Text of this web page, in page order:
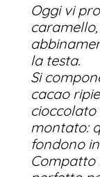
Oggi vi
la testa.
Si
cacao
montato:
fondono
Compatto